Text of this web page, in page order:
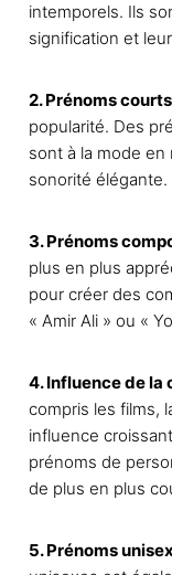
intemporels. Ils
signification et
2. Prénoms
popularité. Des
sont à la mode
sonorité élégante.
3. Prénoms
plus en plus
pour créer des
« Amir Ali » ou «
4. Influence de la
compris les films,
influence
prénoms de
de plus en plus
5. Prénoms